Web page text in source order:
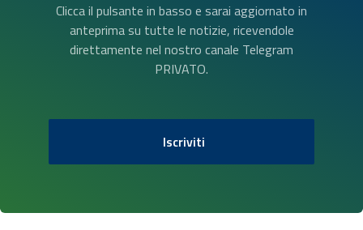
Clicca il pulsante in basso e sarai aggiornato in
anteprima su tutte le notizie, ricevendole
direttamente nel nostro canale Telegram
PRIVATO.
Iscriviti